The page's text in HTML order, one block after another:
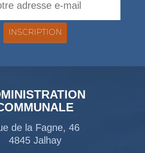
de la Fagne, 46
4845 Jalhay